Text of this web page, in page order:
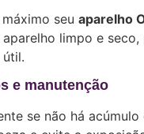
seu aparelho
limpo e
e manutenção
se não há